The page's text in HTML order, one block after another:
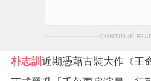
CONTINUE
朴志訓 近期憑藉古裝大作《王